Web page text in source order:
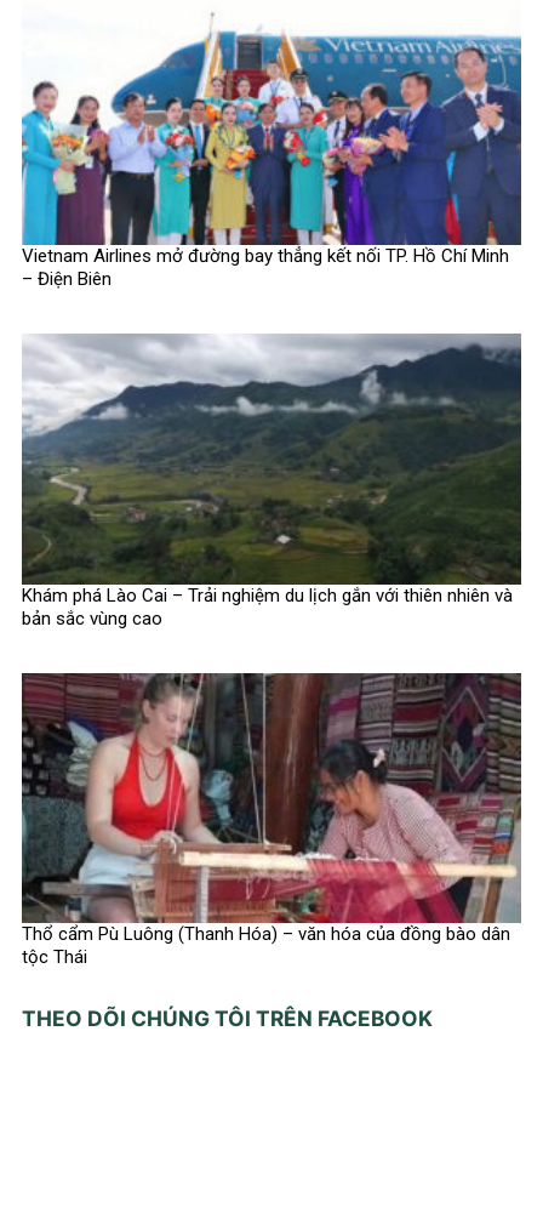
Vietnam Airlines mở đường bay thẳng kết nối TP. Hồ Chí Minh
– Điện Biên
Khám phá Lào Cai – Trải nghiệm du lịch gắn với thiên nhiên và
bản sắc vùng cao
Thổ cẩm Pù Luông (Thanh Hóa) – văn hóa của đồng bào dân
tộc Thái
THEO DÕI CHÚNG TÔI TRÊN FACEBOOK